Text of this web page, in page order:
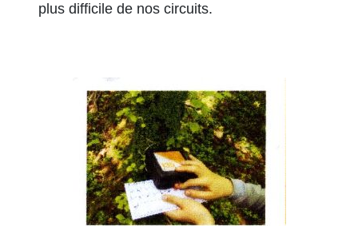
plus difficile de nos circuits.